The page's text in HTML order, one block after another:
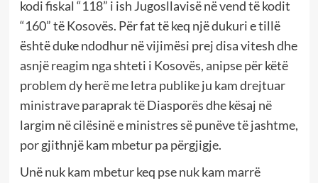
kodi fiskal “118” i ish Jugosllavisë në vend të kodit
“160” të Kosovës. Për fat të keq një dukuri e tillë
është duke ndodhur në vijimësi prej disa vitesh dhe
asnjë reagim nga shteti i Kosovës, anipse për këtë
problem dy herë me letra publike ju kam drejtuar
ministrave paraprak të Diasporës dhe kësaj në
largim në cilësinë e ministres së punëve të jashtme,
por gjithnjë kam mbetur pa përgjigje.
Unë nuk kam mbetur keq pse nuk kam marrë